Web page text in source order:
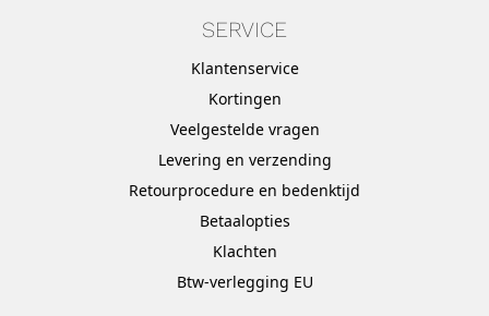
SERVICE
Klantenservice
Kortingen
Veelgestelde vragen
Levering en verzending
Retourprocedure en bedenktijd
Betaalopties
Klachten
Btw-verlegging EU